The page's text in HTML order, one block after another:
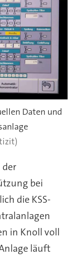
Daten und
der
bei
die KSS-
in Knoll voll
läuft